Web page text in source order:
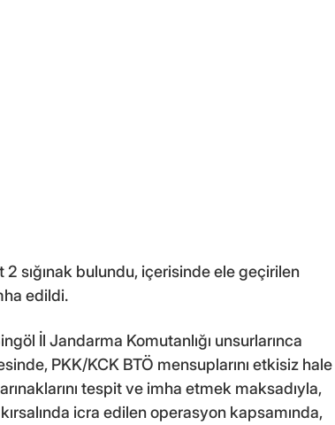
sığınak bulundu, içerisinde ele geçirilen
edildi.
İl Jandarma Komutanlığı unsurlarınca
PKK/KCK BTÖ mensuplarını etkisiz hale
tespit ve imha etmek maksadıyla,
icra edilen operasyon kapsamında,